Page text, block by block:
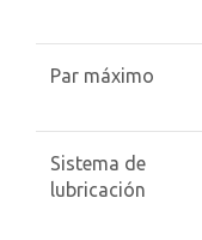
Par máximo
Sistema de
lubricación